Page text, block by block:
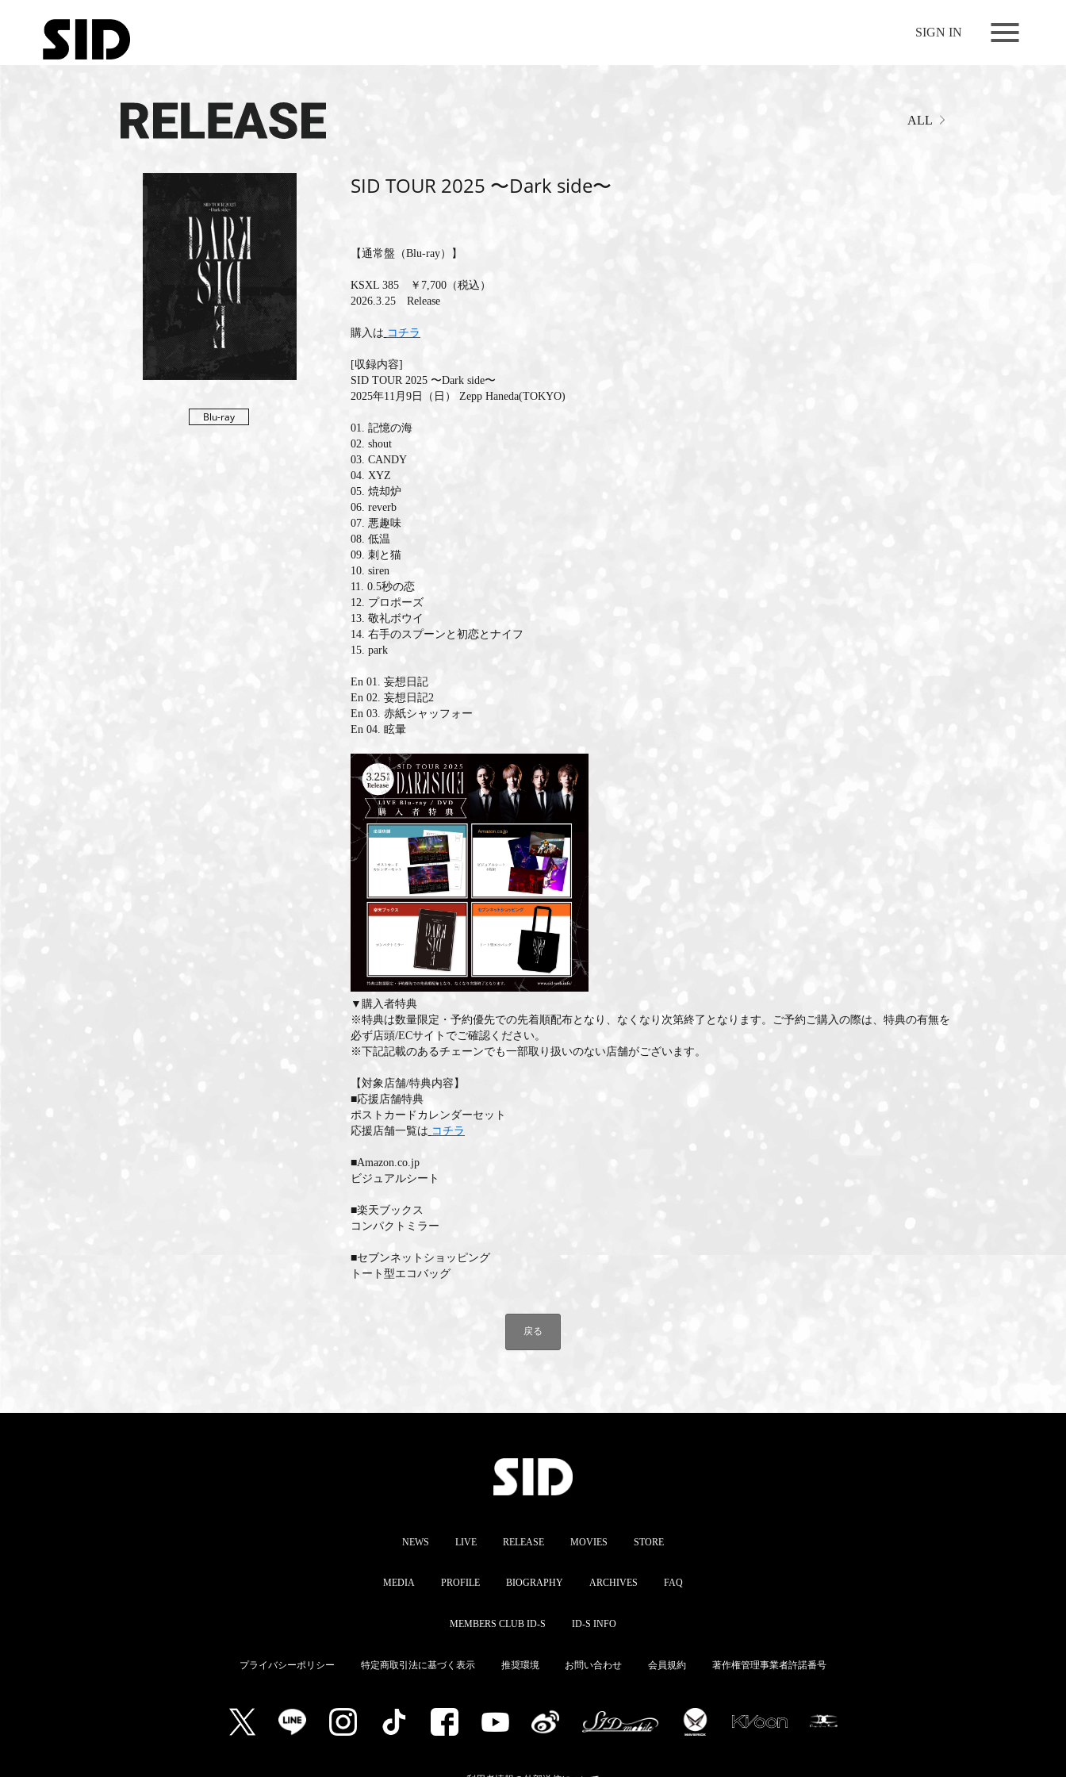
SIGN IN
ALL
Blu-ray
SID TOUR 2025 〜Dark side〜
【通常盤（Blu-ray）】
KSXL 385 ￥7,700（税込）
2026.3.25 Release
購入は コチラ
[収録内容]
SID TOUR 2025 〜Dark side〜
2025年11月9日（日） Zepp Haneda(TOKYO)
01. 記憶の海
02. shout
03. CANDY
04. XYZ
05. 焼却炉
06. reverb
07. 悪趣味
08. 低温
09. 刺と猫
10. siren
11. 0.5秒の恋
12. プロポーズ
13. 敬礼ボウイ
14. 右手のスプーンと初恋とナイフ
15. park
En 01. 妄想日記
En 02. 妄想日記2
En 03. 赤紙シャッフォー
En 04. 眩暈
▼購入者特典
※特典は数量限定・予約優先での先着順配布となり、なくなり次第終了となります。ご予約ご購入の際は、特典の有無を
必ず店頭/ECサイトでご確認ください。
※下記記載のあるチェーンでも一部取り扱いのない店舗がございます。
【対象店舗/特典内容】
■応援店舗特典
ポストカードカレンダーセット
応援店舗一覧は コチラ
■Amazon.co.jp
ビジュアルシート
■楽天ブックス
コンパクトミラー
■セブンネットショッピング
トート型エコバッグ
戻る
NEWS LIVE RELEASE MOVIES STORE
MEDIA PROFILE BIOGRAPHY ARCHIVES FAQ
MEMBERS CLUB ID-S ID-S INFO
プライバシーポリシー 特定商取引法に基づく表示 推奨環境 お問い合わせ 会員規約 著作権管理事業者許諾番号